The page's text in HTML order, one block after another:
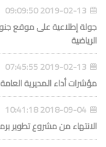
2019-02-13 09:09:50
جولة إطلاعية على موقع
الرياضية
2019-02-13 07:45:55
مؤشرات أداء المديرية العامة
2018-09-04 10:41:18
الانتهاء من مشروع تطوير